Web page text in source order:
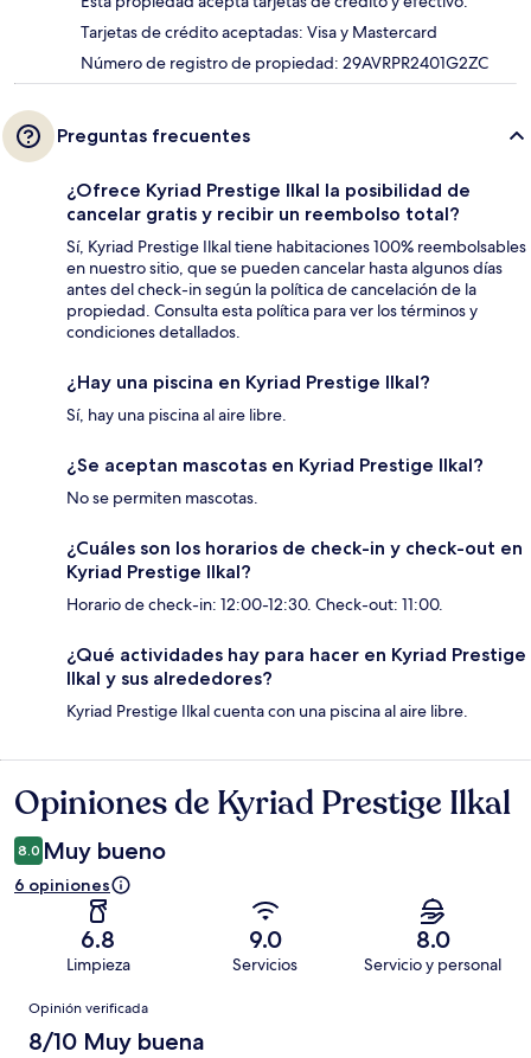
Tarjetas de crédito aceptadas: Visa y Mastercard
Número de registro de propiedad: 29AVRPR2401G2ZC
Preguntas frecuentes
¿Ofrece Kyriad Prestige Ilkal la posibilidad de
cancelar gratis y recibir un reembolso total?
Sí, Kyriad Prestige Ilkal tiene habitaciones 100% reembolsables
en nuestro sitio, que se pueden cancelar hasta algunos días
antes del check-in según la política de cancelación de la
propiedad. Consulta esta política para ver los términos y
condiciones detallados.
¿Hay una piscina en Kyriad Prestige Ilkal?
Sí, hay una piscina al aire libre.
¿Se aceptan mascotas en Kyriad Prestige Ilkal?
No se permiten mascotas.
¿Cuáles son los horarios de check-in y check-out en
Kyriad Prestige Ilkal?
Horario de check-in: 12:00-12:30. Check-out: 11:00.
¿Qué actividades hay para hacer en Kyriad Prestige
Ilkal y sus alrededores?
Kyriad Prestige Ilkal cuenta con una piscina al aire libre.
Opiniones
Opiniones de Kyriad Prestige Ilkal
8.0 Muy bueno
6 opiniones
6.8
Limpieza
9.0
Servicios
8.0
Servicio y personal
Opiniones
Opinión verificada
8/10 Muy buena